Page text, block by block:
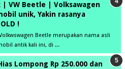
| VW Beetle | Volksawagen
unik, Yakin rasanya
!
Beetle merupakan nama asli
antik kali ini, di ...
Lompong Rp 250.000 dan